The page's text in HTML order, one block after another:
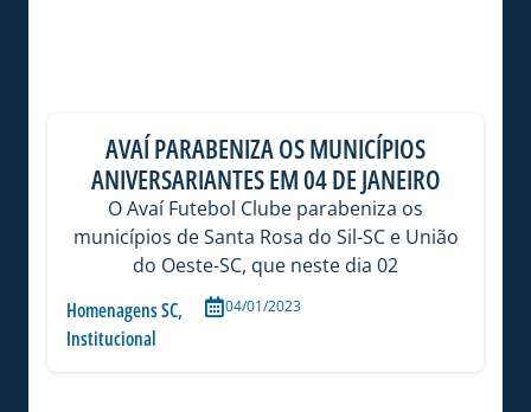
AVAÍ PARABENIZA OS MUNICÍPIOS
ANIVERSARIANTES EM 04 DE JANEIRO
O Avaí Futebol Clube parabeniza os
municípios de Santa Rosa do Sil-SC e União
do Oeste-SC, que neste dia 02
Homenagens SC,
Institucional
04/01/2023